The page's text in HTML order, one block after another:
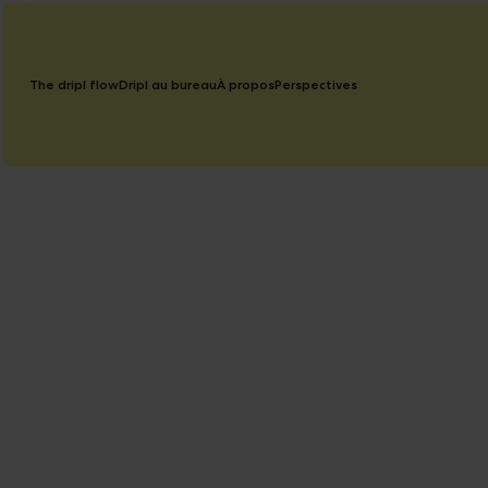
The dripl flowDripl au bureauÀ proposPerspectives